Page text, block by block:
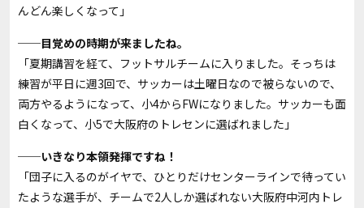
んどん楽しくなって」
──目覚めの時期が来ましたね。
「夏期講習を経て、フットサルチームに入りました。そっちは
練習が平日に週3回で、サッカーは土曜日なので被らないので、
両方やるようになって、小4からFWになりました。サッカーも面
白くなって、小5で大阪府のトレセンに選ばれました」
──いきなり本領発揮ですね！
「団子に入るのがイヤで、ひとりだけセンターラインで待ってい
たような選手が、チームで2人しか選ばれない大阪府中河内トレ